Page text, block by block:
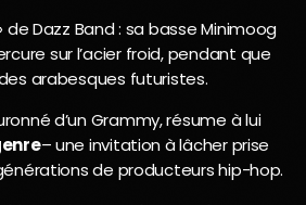
de Dazz Band : sa basse Minimoog
sur l’acier froid, pendant que
arabesques futuristes.
d’un Grammy, résume à lui
– une invitation à lâcher prise
de producteurs hip-hop.